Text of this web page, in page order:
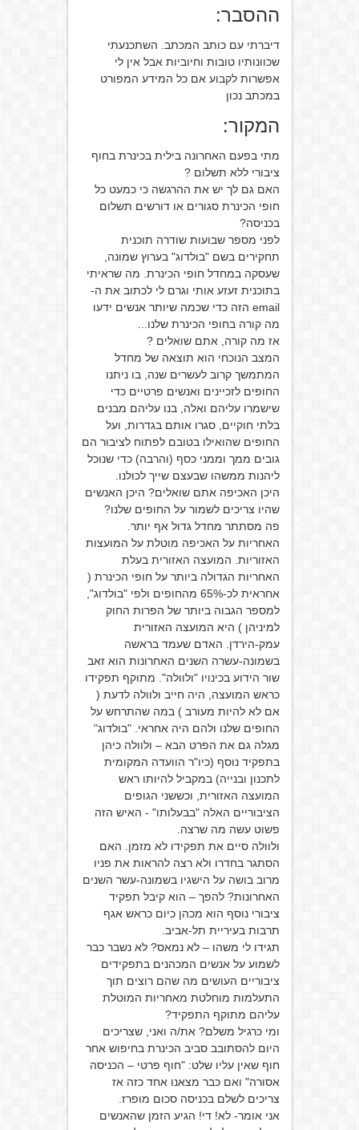
ההסבר:
דיברתי עם כותב המכתב. השתכנעתי
שכוונותיו טובות וחיוביות אבל אין לי
אפשרות לקבוע אם כל המידע המפורט
במכתב נכון
המקור:
מתי בפעם האחרונה בילית בכינרת בחוף
ציבורי ללא תשלום ?
האם גם לך יש את ההרגשה כי כמעט כל
חופי הכינרת סגורים או דורשים תשלום
בכניסה?
לפני מספר שבועות שודרה תוכנית
תחקירים בשם "בולדוג" בערוץ שמונה,
שעסקה במחדל חופי הכינרת. מה שראיתי
בתוכנית זעזע אותי וגרם לי לכתוב את ה-
email הזה כדי שכמה שיותר אנשים ידעו
מה קורה בחופי הכינרת שלנו...
אז מה קורה, אתם שואלים ?
המצב הנוכחי הוא תוצאה של מחדל
המתמשך קרוב לעשרים שנה, בו ניתנו
החופים לזכיינים ואנשים פרטיים כדי
שישמרו עליהם ואלה, בנו עליהם מבנים
בלתי חוקיים, סגרו אותם בגדרות, ועל
החופים שהואילו בטובם לפתוח לציבור הם
גובים ממך וממני כסף (והרבה) כדי שנוכל
ליהנות ממשהו שבעצם שייך לכולנו.
היכן האכיפה אתם שואלים? היכן האנשים
שהיו צריכים לשמור על החופים שלנו?
פה מסתתר מחדל גדול אף יותר.
האחריות על האכיפה מוטלת על המועצות
האזוריות. המועצה האזורית בעלת
האחריות הגדולה ביותר על חופי הכינרת (
אחראית לכ-65% מהחופים ולפי "בולדוג",
למספר הגבוה ביותר של הפרות החוק
למיניהן ) היא המועצה האזורית
עמק-הירדן. האדם שעמד בראשה
בשמונה-עשרה השנים האחרונות הוא זאב
שור הידוע בכינויו "ולוולה". מתוקף תפקידו
כראש המועצה, היה חייב ולוולה לדעת (
אם לא להיות מעורב ) במה שהתרחש על
החופים שלנו ולהם היה אחראי. "בולדוג"
מגלה גם את הפרט הבא – ולוולה כיהן
בתפקיד נוסף (כיו"ר הוועדה המקומית
לתכנון ובנייה) במקביל להיותו ראש
המועצה האזורית, וכששני הגופים
הציבוריים האלה "בבעלותו" - האיש הזה
פשוט עשה מה שרצה.
ולוולה סיים את תפקידו לא מזמן. האם
הסתגר בחדרו ולא רצה להראות את פניו
מרוב בושה על הישגיו בשמונה-עשר השנים
האחרונות? להפך – הוא קיבל תפקיד
ציבורי נוסף הוא מכהן כיום כראש אגף
תרבות בעיריית תל-אביב.
תגידו לי משהו – לא נמאס? לא נשבר כבר
לשמוע על אנשים המכהנים בתפקידים
ציבוריים העושים מה שהם רוצים תוך
התעלמות מוחלטת מאחריות המוטלת
עליהם מתוקף התפקיד?
ומי כרגיל משלם? את/ה ואני, שצריכים
היום להסתובב סביב הכינרת בחיפוש אחר
חוף שאין עליו שלט: "חוף פרטי – הכניסה
אסורה" ואם כבר מצאנו אחד כזה אז
צריכים לשלם בכניסה סכום מופרז.
אני אומר- לא! די! הגיע הזמן שהאנשים